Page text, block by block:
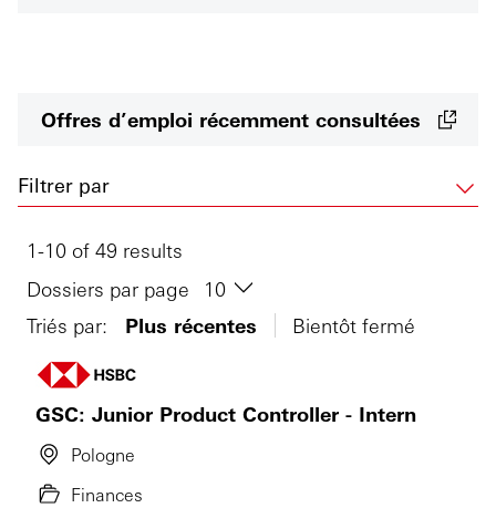
Offres d’emploi récemment consultées
Filtrer par
1-10 of 49 results
Dossiers par page
Triés par:
Plus récentes Bientôt fermé
GSC: Junior Product Controller - Intern
Pologne
Finances